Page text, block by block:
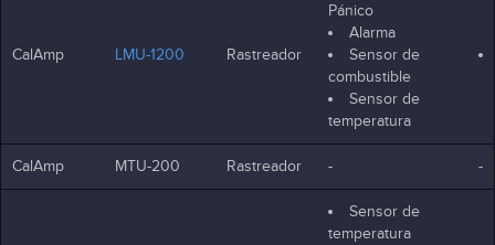
CalAmp LMU-1200 Rastreador
Pánico
Alarma
Sensor de
combustible
Sensor de
temperatura
CalAmp MTU-200 Rastreador - -
Sensor de
temperatura